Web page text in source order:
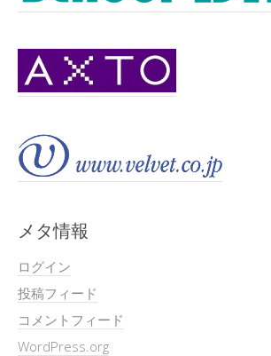
メタ情報
ログイン
投稿フィード
コメントフィード
WordPress.org